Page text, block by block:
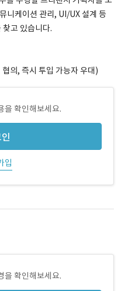
니케이션 관리, UI/UX 설계 등
고 있습니다.
의, 즉시 투입 가능자 우대)
을 확인해보세요.
입
을 확인해보세요.